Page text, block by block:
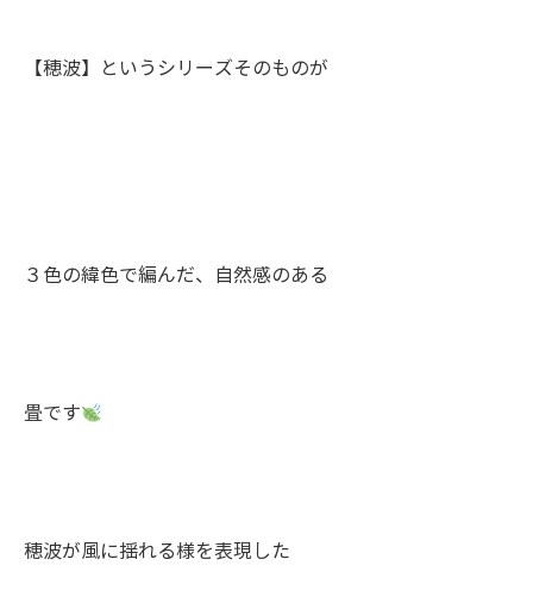
【穂波】というシリーズそのものが
３色の緯色で編んだ、自然感のある
畳です
穂波が風に揺れる様を表現した